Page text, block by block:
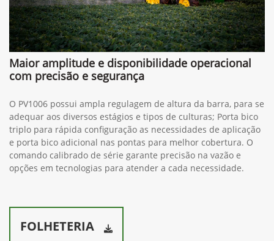
Maior amplitude e disponibilidade operacional
com precisão e segurança
O PV1006 possui ampla regulagem de altura da barra, para se
adequar aos diversos estágios e tipos de culturas; Porta bico
triplo para rápida configuração as necessidades de aplicação
e porta bico adicional nas pontas para melhor cobertura. O
comando calibrado de série garante precisão na vazão e
opções em tecnologias para atender a cada necessidade.
FOLHETERIA